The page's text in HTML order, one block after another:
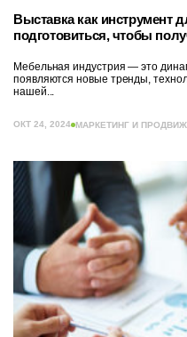
Выставка как инструмент
подготовиться, чтобы
Мебельная индустрия — это
появляются новые тренды,
нашей...
ОКТ 24, 2024 МАРКЕТИНГ И